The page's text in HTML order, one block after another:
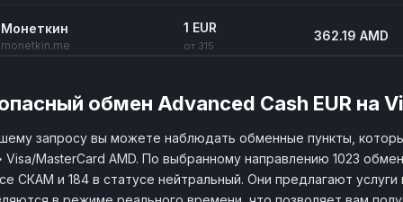
Монеткин
monetkin.me
1 EUR
от 315
362.19 AMD
monetkins.com от 315
361.9 AMD
60сек
60sek.net
1 EUR
от 142
356.2 AMD
обмен Advanced Cash EUR на
запросу вы можете наблюдать обменные пункты,
Visa/MasterCard AMD. По выбранному направлению 1023
СКАМ и 184 в статусе нейтральный. Они предлагают